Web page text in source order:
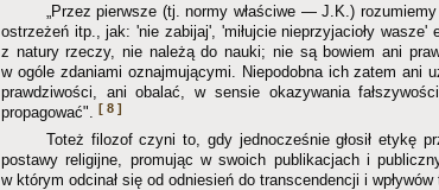
„Przez pierwsze (tj. normy właściwe — J.K.)
ostrzeżeń itp., jak: 'nie zabijaj', 'miłujcie nieprzyjacioły wasze'
z natury rzeczy, nie należą do nauki; nie są bowiem ani
w ogóle zdaniami oznajmującymi. Niepodobna ich zatem ani
prawdziwości, ani obalać, w sensie okazywania
propagować".
[ 8 ]
Toteż filozof czyni to, gdy jednocześnie głosił etykę
postawy religijne, promując w swoich publikacjach i
w którym odcinał się od odniesień do transcendencji i